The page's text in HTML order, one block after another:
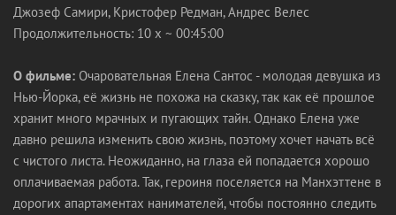
Джозеф Самири, Кристофер Редман, Андрес Велес
Продолжительность: 10 x ~ 00:45:00
О фильме: Очаровательная Елена Сантос - молодая девушка из
Нью-Йорка, её жизнь не похожа на сказку, так как её прошлое
хранит много мрачных и пугающих тайн. Однако Елена уже
давно решила изменить свою жизнь, поэтому хочет начать всё
с чистого листа. Неожиданно, на глаза ей попадается хорошо
оплачиваемая работа. Так, героиня поселяется на Манхэттене в
дорогих апартаментах нанимателей, чтобы постоянно следить